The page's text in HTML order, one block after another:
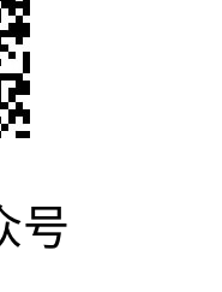
号